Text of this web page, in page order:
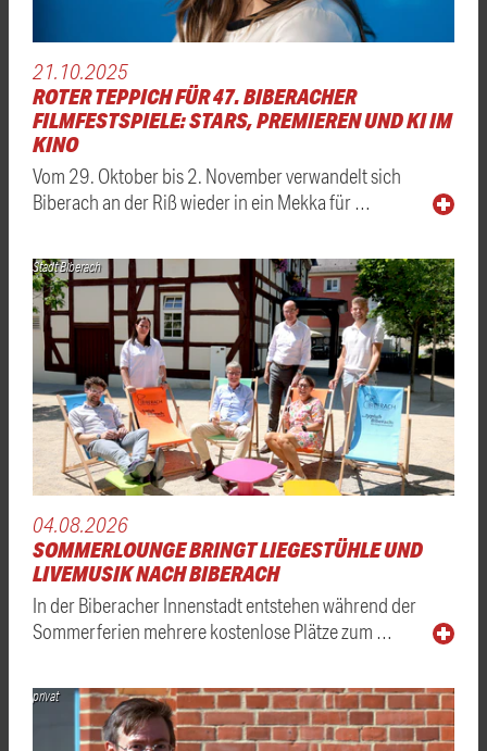
21.10.2025
ROTER TEPPICH FÜR 47. BIBERACHER
FILMFESTSPIELE: STARS, PREMIEREN UND KI IM
KINO
Vom 29. Oktober bis 2. November verwandelt sich
Biberach an der Riß wieder in ein Mekka für …
Stadt Biberach
04.08.2026
SOMMERLOUNGE BRINGT LIEGESTÜHLE UND
LIVEMUSIK NACH BIBERACH
In der Biberacher Innenstadt entstehen während der
Sommerferien mehrere kostenlose Plätze zum …
privat